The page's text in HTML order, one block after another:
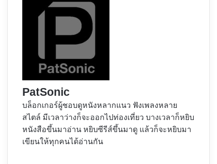
PatSonic
บล็อกเกอร์ผู้ชอบดูหนังหลากแนว ฟังเพลงหลาย
สไตล์ มีเวลาว่างก็จะออกไปท่องเที่ยว บางเวลาก็หยิบ
หนังสือขึ้นมาอ่าน หยิบซีรีส์ขึ้นมาดู แล้วก็จะหยิบมา
เขียนให้ทุกคนได้อ่านกัน